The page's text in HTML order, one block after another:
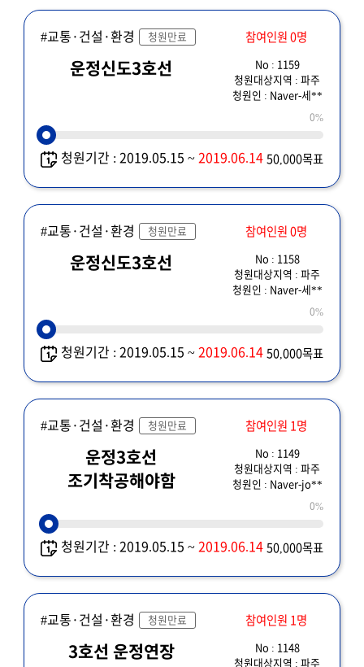
#교통·건설·환경 청원만료 참여인원 0명
운정신도3호선
No : 1159
청원대상지역 : 파주
청원인 : Naver-세**
0%
청원기간 : 2019.05.15 ~2019.06.14 50,000목표
#교통·건설·환경 청원만료 참여인원 0명
운정신도3호선
No : 1158
청원대상지역 : 파주
청원인 : Naver-세**
0%
청원기간 : 2019.05.15 ~2019.06.14 50,000목표
#교통·건설·환경 청원만료 참여인원 1명
운정3호선
조기착공해야함
No : 1149
청원대상지역 : 파주
청원인 : Naver-jo**
0%
청원기간 : 2019.05.15 ~2019.06.14 50,000목표
#교통·건설·환경 청원만료 참여인원 1명
3호선 운정연장
No : 1148
청원대상지역 : 파주